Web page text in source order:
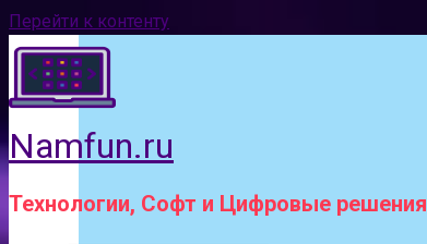
Перейти к контенту
Namfun.ru
Технологии, Софт и Цифровые решения